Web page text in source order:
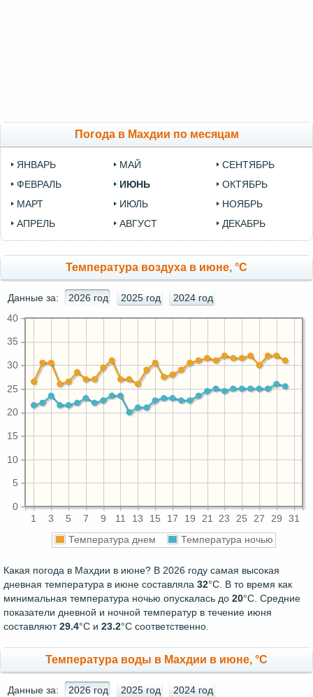
Погода в Махдии по месяцам
ЯНВАРЬ
ФЕВРАЛЬ
МАРТ
АПРЕЛЬ
МАЙ
ИЮНЬ
ИЮЛЬ
АВГУСТ
СЕНТЯБРЬ
ОКТЯБРЬ
НОЯБРЬ
ДЕКАБРЬ
Температура воздуха в июне, °C
Данные за: 2026 год 2025 год 2024 год
1 3 5 7 9 11 13 15 17 19 21 23 25 27 29 31
0
5
10
15
20
25
30
35
40
Температура днем Температура ночью
Какая погода в Махдии в июне? В 2026 году самая высокая
дневная температура в июне составляла 32°С. В то время как
минимальная температура ночью опускалась до 20°C. Средние
показатели дневной и ночной температур в течение июня
составляют29.4°С и 23.2°С соответственно.
Температура воды в Махдии в июне, °C
Данные за: 2026 год 2025 год 2024 год